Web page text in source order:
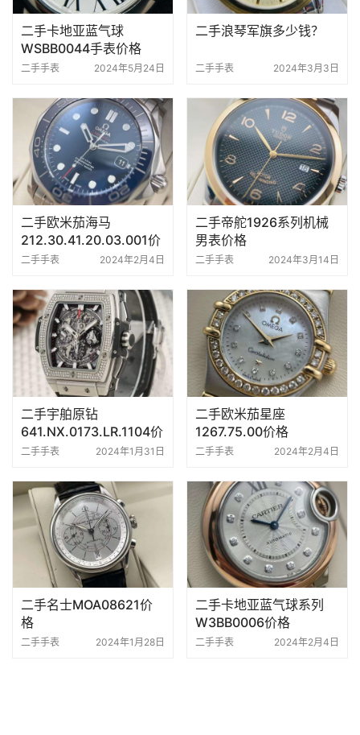
二手卡地亚蓝气球
WSBB0044手表价格
二手手表 2024年5月24日
二手浪琴军旗多少钱？
二手手表 2024年3月3日
二手欧米茄海马
212.30.41.20.03.001价
格
二手手表 2024年2月4日
二手帝舵1926系列机械
男表价格
二手手表 2024年3月14日
二手宇舶原钻
641.NX.0173.LR.1104价
格
二手手表 2024年1月31日
二手欧米茄星座
1267.75.00价格
二手手表 2024年2月4日
二手名士MOA08621价
格
二手手表 2024年1月28日
二手卡地亚蓝气球系列
W3BB0006价格
二手手表 2024年2月4日